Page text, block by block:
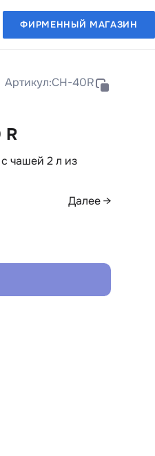
ФИРМЕННЫЙ МАГАЗИН
Артикул:CH-40R
R
чашей 2 л из
Далее →